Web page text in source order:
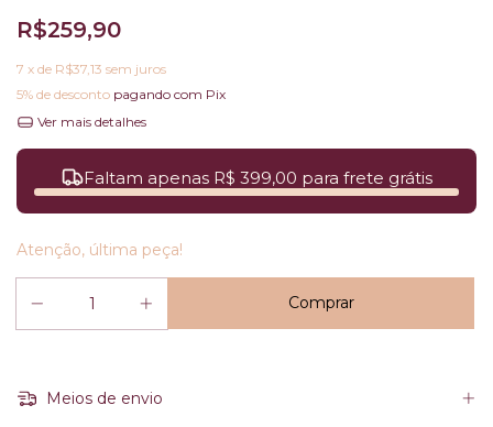
R$259,90
7 x de R$37,13 sem juros
5% de desconto pagando com Pix
Ver mais detalhes
Faltam apenas R$ 399,00 para frete grátis
Atenção, última peça!
Meios de envio